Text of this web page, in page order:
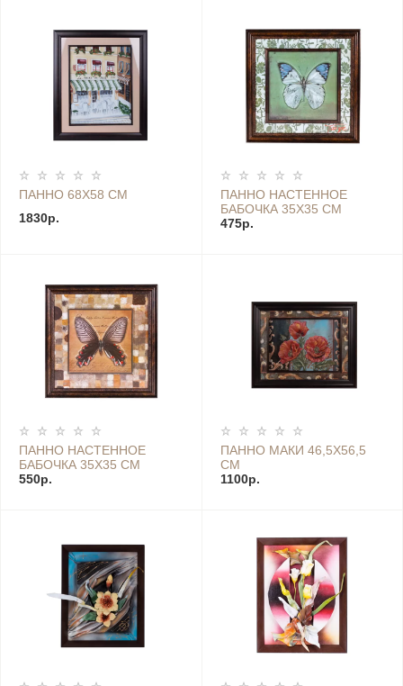
ПАННО 68Х58 СМ
1830р.
ПАННО НАСТЕННОЕ
БАБОЧКА 35Х35 СМ
475р.
ПАННО НАСТЕННОЕ
БАБОЧКА 35Х35 СМ
550р.
ПАННО МАКИ 46,5Х56,5
СМ
1100р.